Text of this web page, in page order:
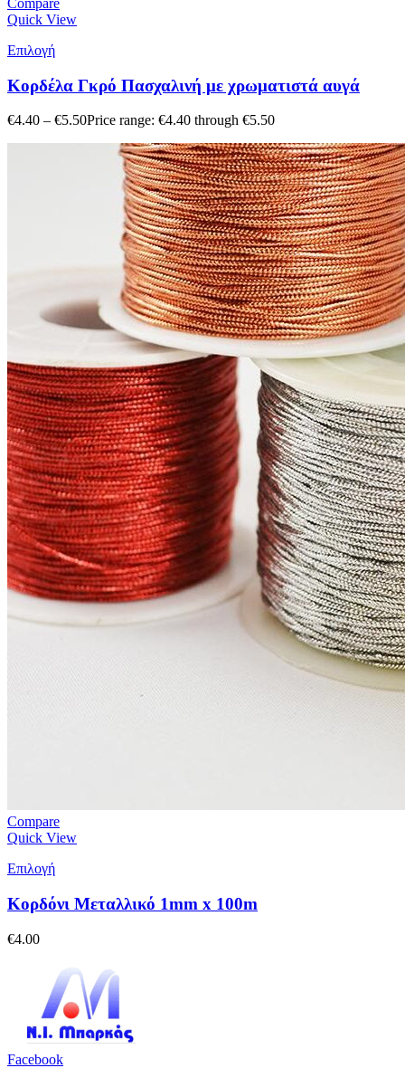
Compare
Quick View
Επιλογή
Κορδέλα Γκρό Πασχαλινή με χρωματιστά αυγά
€4.40 – €5.50Price range: €4.40 through €5.50
Compare
Quick View
Επιλογή
Κορδόνι Μεταλλικό 1mm x 100m
€4.00
Facebook